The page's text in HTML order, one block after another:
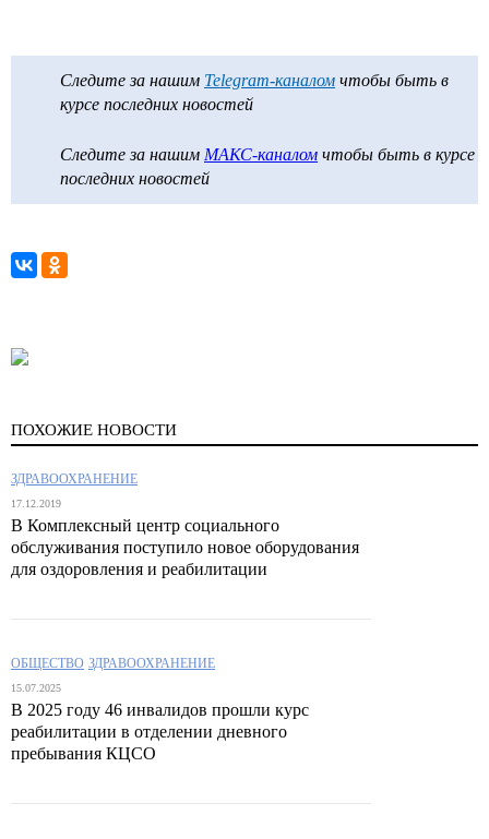
Следите за нашим Telegram-каналом чтобы быть в
курсе последних новостей
Следите за нашим МАКС-каналом чтобы быть в курсе
последних новостей
ПОХОЖИЕ НОВОСТИ
ЗДРАВООХРАНЕНИЕ
17.12.2019
В Комплексный центр социального
обслуживания поступило новое оборудования
для оздоровления и реабилитации
ОБЩЕСТВО ЗДРАВООХРАНЕНИЕ
15.07.2025
В 2025 году 46 инвалидов прошли курс
реабилитации в отделении дневного
пребывания КЦСО